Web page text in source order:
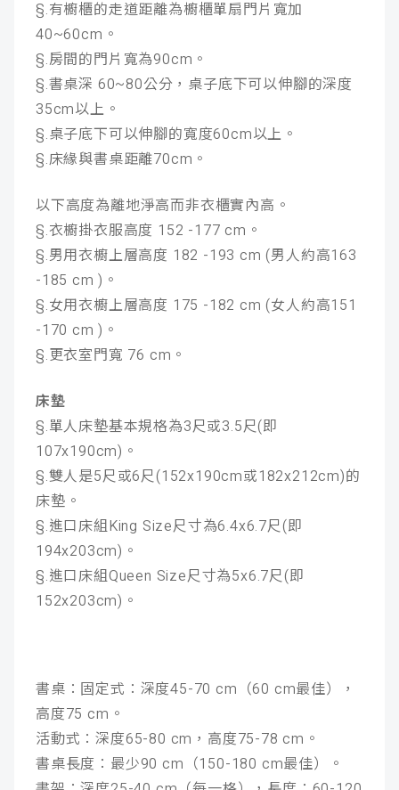
§.有櫥櫃的走道距離為櫥櫃單扇門片寬加
40~60cm。
§.房間的門片寬為90cm。
§.書桌深 60~80公分，桌子底下可以伸腳的深度
35cm以上。
§.桌子底下可以伸腳的寬度60cm以上。
§.床緣與書桌距離70cm。
以下高度為離地淨高而非衣櫃實內高。
§.衣櫥掛衣服高度 152 -177 cm。
§.男用衣櫥上層高度 182 -193 cm (男人約高163
-185 cm )。
§.女用衣櫥上層高度 175 -182 cm (女人約高151
-170 cm )。
§.更衣室門寬 76 cm。
床墊
§.單人床墊基本規格為3尺或3.5尺(即
107x190cm)。
§.雙人是5尺或6尺(152x190cm或182x212cm)的
床墊。
§.進口床組King Size尺寸為6.4x6.7尺(即
194x203cm)。
§.進口床組Queen Size尺寸為5x6.7尺(即
152x203cm)。
書桌：固定式：深度45-70 cm（60 cm最佳），
高度75 cm。
活動式：深度65-80 cm，高度75-78 cm。
書桌長度：最少90 cm（150-180 cm最佳）。